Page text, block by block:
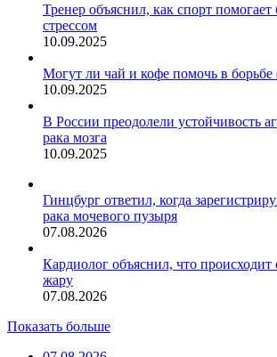
Тренер объяснил, как спорт помогает
стрессом
10.09.2025
Могут ли чай и кофе помочь в борьбе
10.09.2025
В России преодолели устойчивость
рака мозга
10.09.2025
Гинцбург ответил, когда
рака мочевого пузыря
07.08.2026
Кардиолог объяснил, что происходит
жару
07.08.2026
Показать больше